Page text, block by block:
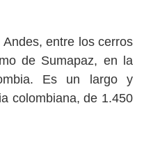
entre los cerros
de Sumapaz, en la
Es un largo y
colombiana, de 1.450